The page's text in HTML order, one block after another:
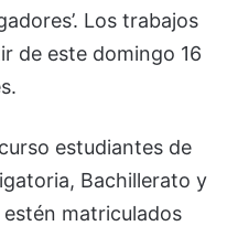
Los trabajos
de este domingo 16
estudiantes de
Bachillerato y
matriculados